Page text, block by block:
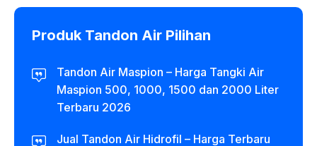
Produk Tandon Air Pilihan
Tandon Air Maspion – Harga Tangki Air
Maspion 500, 1000, 1500 dan 2000 Liter
Terbaru 2026
Jual Tandon Air Hidrofil – Harga Terbaru